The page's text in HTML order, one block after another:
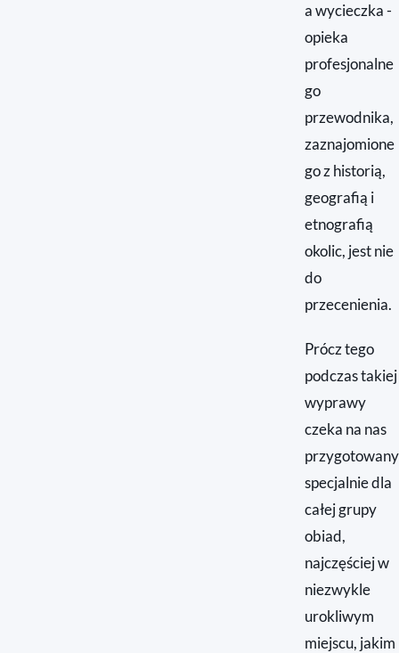
a wycieczka -
opieka
profesjonalne
go
przewodnika,
zaznajomione
go z historią,
geografią i
etnografią
okolic, jest nie
do
przecenienia.
Prócz tego
podczas takiej
wyprawy
czeka na nas
przygotowany
specjalnie dla
całej grupy
obiad,
najczęściej w
niezwykle
urokliwym
miejscu, jakim